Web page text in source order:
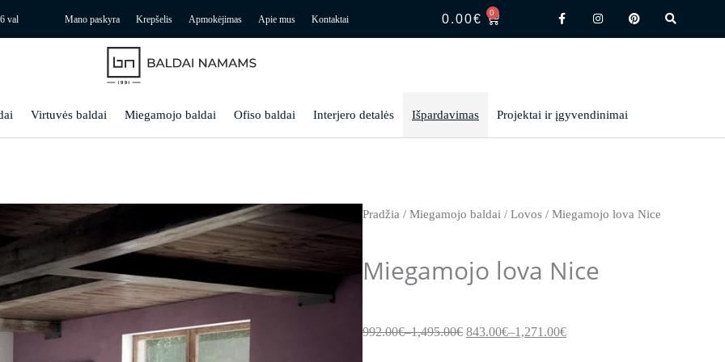
val Mano paskyra Krepšelis Apmokėjimas Apie mus Kontaktai 0.00€ 0
a
c
e
n
t
i
n
t
e
a
r
Virtuvės baldai Miegamojo baldai Ofiso baldai Interjero detalės Išpardavimas Projektai ir įgyvendinimai
Pradžia / Miegamojo baldai / Lovos/ Miegamojo lova Nice
Miegamojo lova Nice
992.00€–1,495.00€ 843.00€–1,271.00€